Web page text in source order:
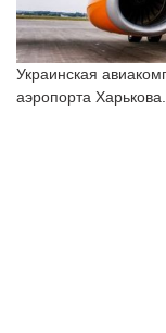
Украинская
аэропорта Харькова.